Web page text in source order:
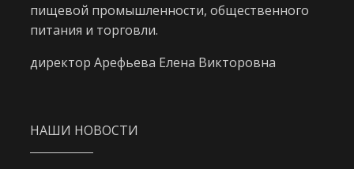
пищевой промышленности, общественного
питания и торговли.
директор Арефьева Елена Викторовна
НАШИ НОВОСТИ